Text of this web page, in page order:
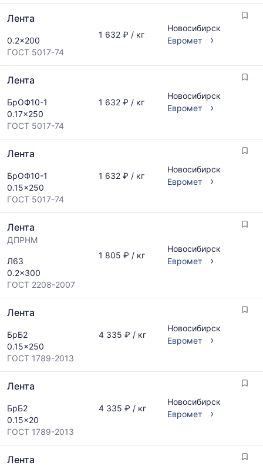
месяц.
рассчитывается
по
актуальным
предложениям
обновляется
по
мере
обновления
прайс-
размеров
по
запросу
Лента
0.2x200
ГОСТ 5017-74
1 632 ₽ / кг
Новосибирск
Евромет
›
Лента
БрОФ10-1
0.17x250
ГОСТ 5017-74
1 632 ₽ / кг
Новосибирск
Евромет
›
Лента
БрОФ10-1
0.15x250
ГОСТ 5017-74
1 632 ₽ / кг
Новосибирск
Евромет
›
Лента
ДПРНМ
Л63
0.2x300
ГОСТ 2208-2007
1 805 ₽ / кг
Новосибирск
Евромет
›
Лента
БрБ2
0.15x250
ГОСТ 1789-2013
4 335 ₽ / кг
Новосибирск
Евромет
›
Лента
БрБ2
0.15x20
ГОСТ 1789-2013
4 335 ₽ / кг
Новосибирск
Евромет
›
Лента